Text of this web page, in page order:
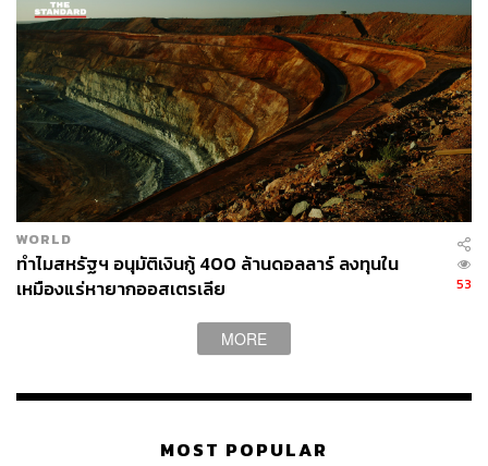
WORLD
ทำไมสหรัฐฯ อนุมัติเงินกู้ 400 ล้านดอลลาร์ ลงทุนใน
เหมืองแร่หายากออสเตรเลีย
53
MORE
MOST POPULAR